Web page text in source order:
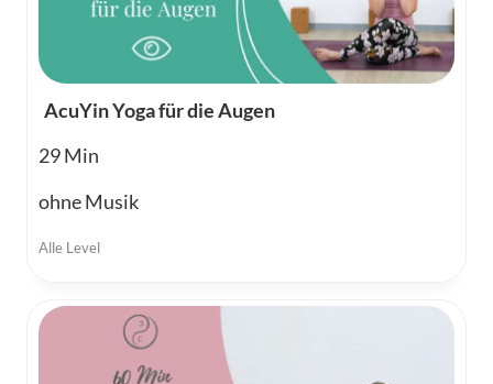
AcuYin Yoga für die Augen
29
ohne Musik
Alle Level